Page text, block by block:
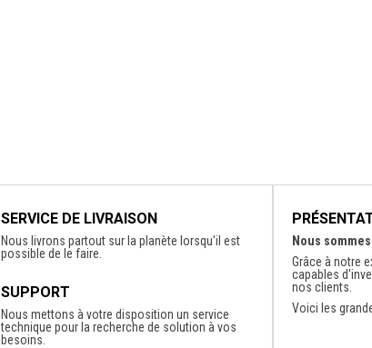
SERVICE DE LIVRAISON
Nous livrons partout sur la planète lorsqu'il est
possible de le faire.
SUPPORT
Nous mettons à votre disposition un service
technique pour la recherche de solution à vos
besoins.
Nous
Grâce à notre
capables
nos clients.
Voici les